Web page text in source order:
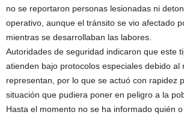
no se reportaron personas lesionadas ni
operativo, aunque el tránsito se vio afectado
mientras se desarrollaban las labores.
Autoridades de seguridad indicaron que este
atienden bajo protocolos especiales debido al
representan, por lo que se actuó con rapidez
situación que pudiera poner en peligro a la
Hasta el momento no se ha informado quién